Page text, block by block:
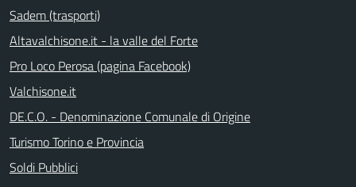
Sadem (trasporti)
Altavalchisone.it - la valle del Forte
Pro Loco Perosa (pagina Facebook)
Valchisone.it
DE.C.O. - Denominazione Comunale di Origine
Turismo Torino e Provincia
Soldi Pubblici